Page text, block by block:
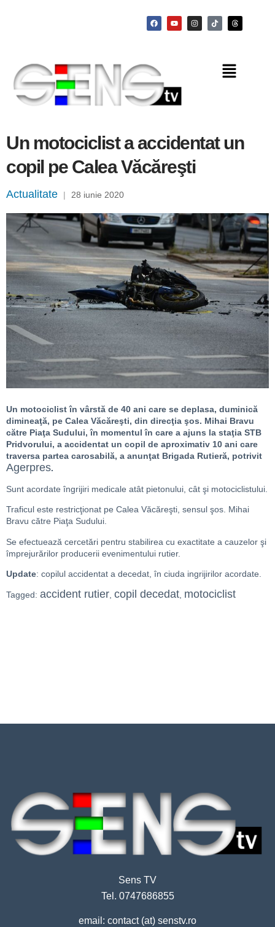
Un motociclist a accidentat un
copil pe Calea Văcăreşti
Actualitate | 28 iunie 2020
Un motociclist în vârstă de 40 ani care se deplasa, duminică
dimineaţă, pe Calea Văcăreşti, din direcţia şos. Mihai Bravu
către Piaţa Sudului, în momentul în care a ajuns la staţia STB
Pridvorului, a accidentat un copil de aproximativ 10 ani care
traversa partea carosabilă, a anunţat Brigada Rutieră, potrivit
Agerpres.
Sunt acordate îngrijiri medicale atât pietonului, cât şi motociclistului.
Traficul este restricţionat pe Calea Văcăreşti, sensul şos. Mihai
Bravu către Piaţa Sudului.
Se efectuează cercetări pentru stabilirea cu exactitate a cauzelor şi
împrejurărilor producerii evenimentului rutier.
Update: copilul accidentat a decedat, în ciuda ingrijirilor acordate.
Tagged: accident rutier, copil decedat, motociclist
Sens TV
Tel. 0747686855
email: contact (at) senstv.ro